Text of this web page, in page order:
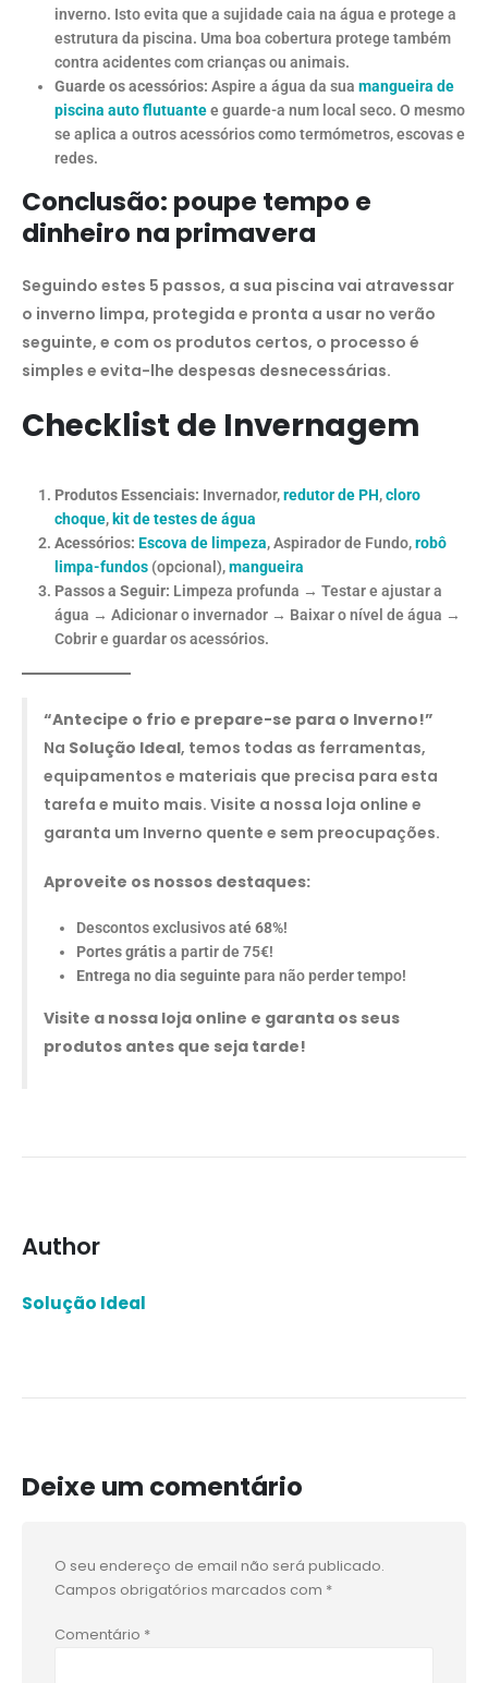
inverno. Isto evita que a sujidade caia na água e protege a
estrutura da piscina. Uma boa cobertura protege também
contra acidentes com crianças ou animais.
Guarde os acessórios: Aspire a água da sua mangueira de
piscina auto flutuantee guarde-a num local seco. O mesmo
se aplica a outros acessórios como termómetros, escovas e
redes.
Conclusão: poupe tempo e
dinheiro na primavera
Seguindo estes 5 passos, a sua piscina vai atravessar
o inverno limpa, protegida e pronta a usar no verão
seguinte, e com os produtos certos, o processo é
simples e evita-lhe despesas desnecessárias.
Checklist de Invernagem
Produtos Essenciais: Invernador,redutor de PH,cloro
choque, kit de testes de água
Acessórios: Escova de limpeza, Aspirador de Fundo,robô
limpa-fundos(opcional),mangueira
Passos a Seguir: Limpeza profunda → Testar e ajustar a
água → Adicionar o invernador → Baixar o nível de água →
Cobrir e guardar os acessórios.
“Antecipe o frio e prepare-se para o Inverno!”
Na Solução Ideal, temos todas as ferramentas,
equipamentos e materiais que precisa para esta
tarefa e muito mais. Visite a nossa loja online e
garanta um Inverno quente e sem preocupações.
Aproveite os nossos destaques:
Descontos exclusivosaté 68%!
Portes grátisa partir de 75€!
Entrega no dia seguintepara não perder tempo!
Visite a nossa loja online e garanta os seus
produtos antes que seja tarde!
Author
Solução Ideal
Deixe um comentário
O seu endereço de email não será publicado.
Campos obrigatórios marcados com *
Comentário *